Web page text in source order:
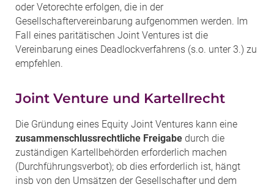
oder Vetorechte erfolgen, die in der
Gesellschaftervereinbarung aufgenommen werden. Im
Fall eines paritätischen Joint Ventures ist die
Vereinbarung eines Deadlockverfahrens (s.o. unter 3.) zu
empfehlen.
Joint Venture und Kartellrecht
Die Gründung eines Equity Joint Ventures kann eine
zusammenschlussrechtliche Freigabe durch die
zuständigen Kartellbehörden erforderlich machen
(Durchführungsverbot); ob dies erforderlich ist, hängt
insb von den Umsätzen der Gesellschafter und dem